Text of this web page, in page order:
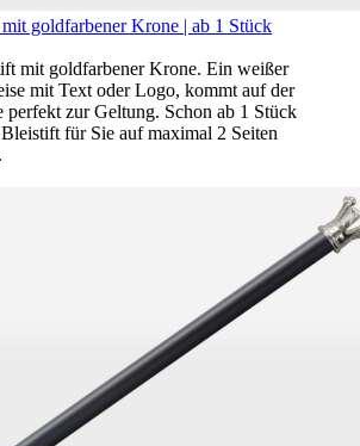
goldfarbener Krone | ab 1 Stück
mit goldfarbener Krone. Ein weißer
mit Text oder Logo, kommt auf der
perfekt zur Geltung. Schon ab 1 Stück
für Sie auf maximal 2 Seiten